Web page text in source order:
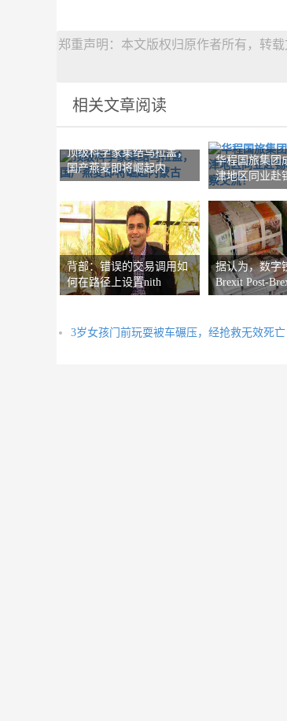
郑重声明：本文版权归原作者所有，转
相关文章阅读
顶级科学家集结乌拉盖，
国产燕麦即将崛起内
华程国旅集团
津地区同业赴
背部：错误的交易调用如
何在路径上设置nith
据认为，数字
Brexit Post-
3岁女孩门前玩耍被车碾压，经抢救无效死亡